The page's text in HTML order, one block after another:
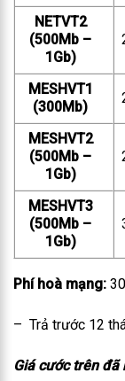
NETVT2
(500Mb –
1Gb)
MESHVT1
(300Mb)
MESHVT2
(500Mb –
1Gb)
MESHVT3
(500Mb –
1Gb)
Phí hoà mạng:
– Trả trước 12
Giá cước trên đã